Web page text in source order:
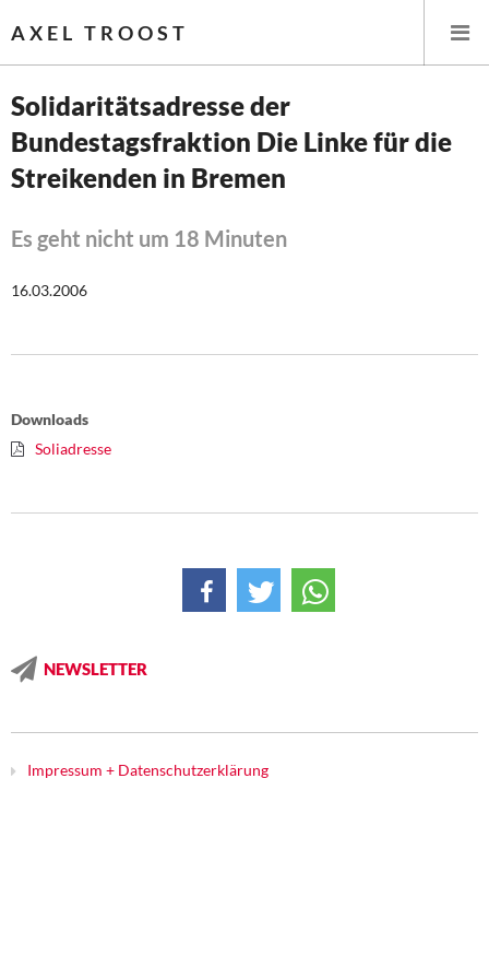
AXEL TROOST
Startseite
Memo-Gruppe
Rosa-Luxemburg-Stiftung
Über mich
Solidaritätsadresse der
Bundestagsfraktion Die Linke für die
Streikenden in Bremen
Es geht nicht um 18 Minuten
16.03.2006
Downloads
Soliadresse
NEWSLETTER
Impressum + Datenschutzerklärung